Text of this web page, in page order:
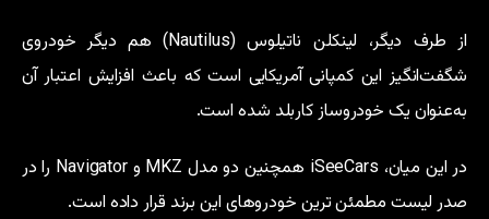
از طرف دیگر، لینکلن ناتیلوس (Nautilus) هم دیگر خودروی
شگفت‌انگیز این کمپانی آمریکایی است که باعث افزایش اعتبار آن
به‌عنوان یک خودروساز کاربلد شده است.
در این میان، iSeeCars همچنین دو مدل MKZ و Navigator را در
صدر لیست مطمئن ترین خودروهای این برند قرار داده است.